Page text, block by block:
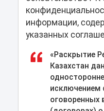
информации,
указанных
«Раскрытие
Казахстан
исключением
оговоренных